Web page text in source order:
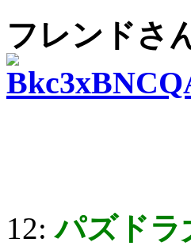
フレンドさ
12:パズドラ